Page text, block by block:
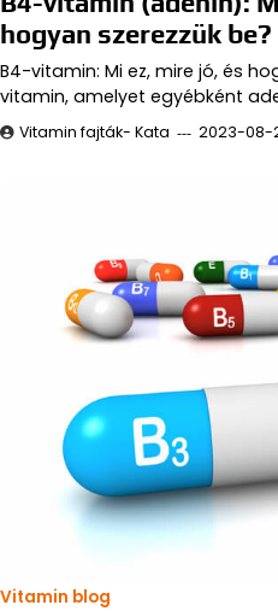
hogyan szerezzük be?
B4-vitamin: Mi ez, mire jó, és
vitamin, amelyet egyébként
Vitamin fajták- Kata 2023-08-
Vitamin blog